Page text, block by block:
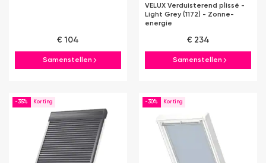
€ 104
Samenstellen
VELUX Verduisterend plissé -
Light Grey (1172) - Zonne-
energie
€ 234
Samenstellen
-35% -30%